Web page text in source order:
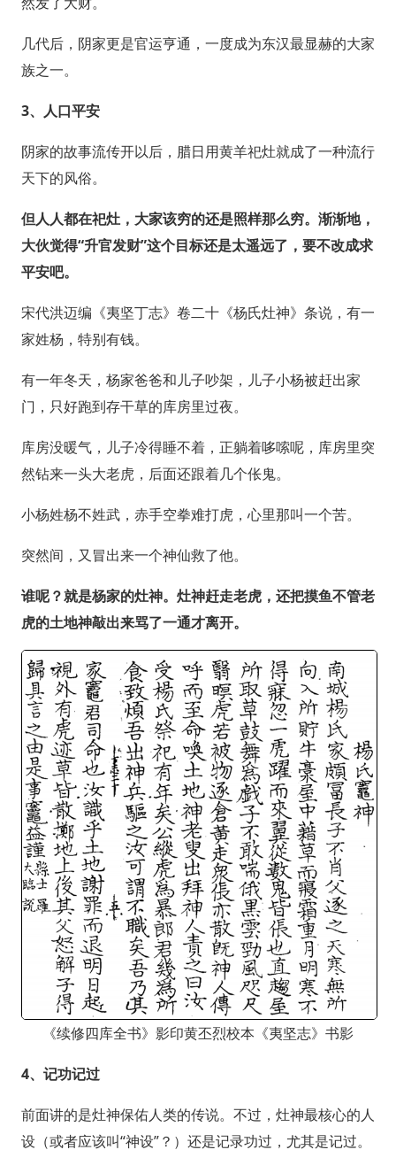
几代后，阴家更是官运亨通，一度成为东汉最显赫的大家
族之一。
3、人口平安
阴家的故事流传开以后，腊日用黄羊祀灶就成了一种流行
天下的风俗。
但人人都在祀灶，大家该穷的还是照样那么穷。渐渐地，
大伙觉得“升官发财”这个目标还是太遥远了，要不改成求
平安吧。
宋代洪迈编《夷坚丁志》卷二十《杨氏灶神》条说，有一
家姓杨，特别有钱。
有一年冬天，杨家爸爸和儿子吵架，儿子小杨被赶出家
门，只好跑到存干草的库房里过夜。
库房没暖气，儿子冷得睡不着，正躺着哆嗦呢，库房里突
然钻来一头大老虎，后面还跟着几个伥鬼。
小杨姓杨不姓武，赤手空拳难打虎，心里那叫一个苦。
突然间，又冒出来一个神仙救了他。
谁呢？就是杨家的灶神。灶神赶走老虎，还把摸鱼不管老
虎的土地神敲出来骂了一通才离开。
《续修四库全书》影印黄丕烈校本《夷坚志》书影
4、 记功记过
前面讲的是灶神保佑人类的传说。不过，灶神最核心的人
设（或者应该叫“神设”？）还是记录功过，尤其是记过。